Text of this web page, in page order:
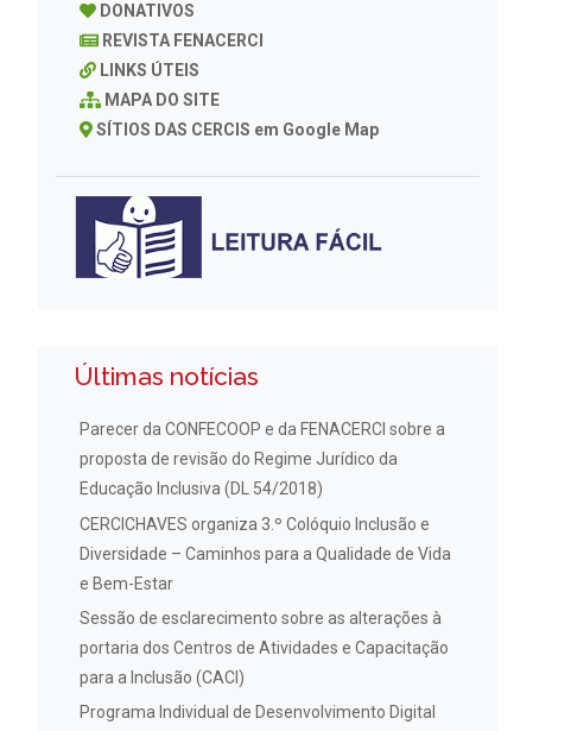
DONATIVOS
REVISTA FENACERCI
LINKS ÚTEIS
MAPA DO SITE
SÍTIOS DAS CERCIS em Google Map
Últimas notícias
Parecer da CONFECOOP e da FENACERCI sobre a
proposta de revisão do Regime Jurídico da
Educação Inclusiva (DL 54/2018)
CERCICHAVES organiza 3.º Colóquio Inclusão e
Diversidade – Caminhos para a Qualidade de Vida
e Bem-Estar
Sessão de esclarecimento sobre as alterações à
portaria dos Centros de Atividades e Capacitação
para a Inclusão (CACI)
Programa Individual de Desenvolvimento Digital